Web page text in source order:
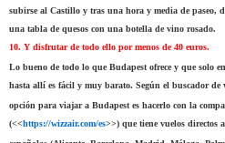
subirse al Castillo y tras una hora y media de paseo,
una tabla de quesos con una botella de vino rosado.
10. Y disfrutar de todo ello por menos de 40 euros.
Lo bueno de todo lo que Budapest ofrece y que solo
hasta allí es fácil y muy barato. Según el buscador de
opción para viajar a Budapest es hacerlo con la
(<<https://wizzair.com/es>>) que tiene vuelos directos